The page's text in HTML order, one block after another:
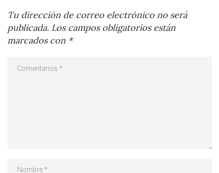
Tu dirección de correo electrónico no será
publicada. Los campos obligatorios están
marcados con *